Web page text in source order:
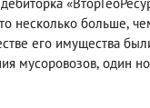
несколько больше,
его имущества
мусоровозов, один